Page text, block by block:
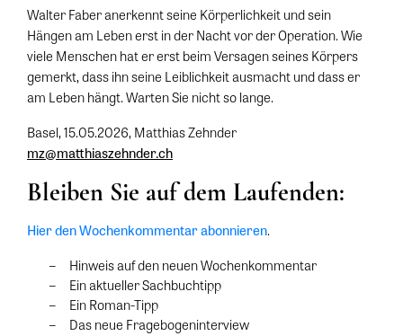
Walter Faber anerkennt seine Körperlichkeit und sein
Hängen am Leben erst in der Nacht vor der Operation. Wie
viele Menschen hat er erst beim Versagen seines Körpers
gemerkt, dass ihn seine Leiblichkeit ausmacht und dass er
am Leben hängt. Warten Sie nicht so lange.
Basel, 15.05.2026, Matthias Zehnder
mz@matthiaszehnder.ch
Bleiben Sie auf dem Laufenden:
Hier den Wochenkommentar abonnieren.
Hinweis auf den neuen Wochenkommentar
Ein aktueller Sachbuchtipp
Ein Roman-Tipp
Das neue Fragebogeninterview